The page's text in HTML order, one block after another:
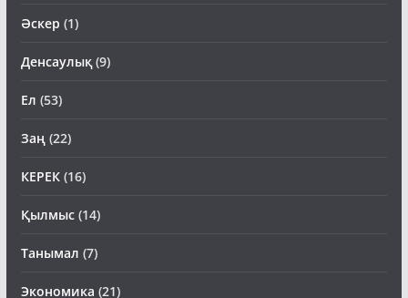
Әскер (1)
Денсаулық(9)
Ел (53)
Заң(22)
КЕРЕК(16)
Қылмыс(14)
Танымал (7)
Экономика (21)